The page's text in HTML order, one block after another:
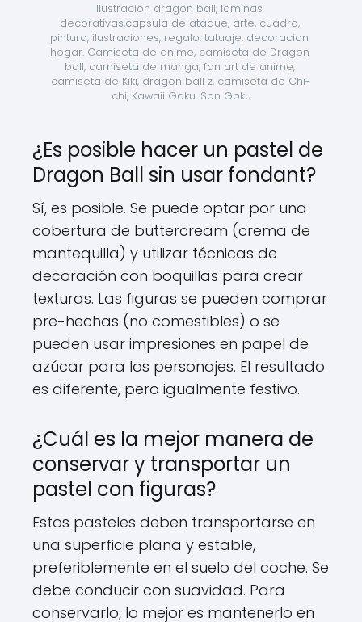
Ilustracion dragon ball, laminas
decorativas,capsula de ataque, arte, cuadro,
pintura, ilustraciones, regalo, tatuaje, decoracion
hogar. Camiseta de anime, camiseta de Dragon
ball, camiseta de manga, fan art de anime,
camiseta de Kiki, dragon ball z, camiseta de Chi-
chi, Kawaii Goku. Son Goku
¿Es posible hacer un pastel de
Dragon Ball sin usar fondant?
Sí, es posible. Se puede optar por una
cobertura de buttercream (crema de
mantequilla) y utilizar técnicas de
decoración con boquillas para crear
texturas. Las figuras se pueden comprar
pre-hechas (no comestibles) o se
pueden usar impresiones en papel de
azúcar para los personajes. El resultado
es diferente, pero igualmente festivo.
¿Cuál es la mejor manera de
conservar y transportar un
pastel con figuras?
Estos pasteles deben transportarse en
una superficie plana y estable,
preferiblemente en el suelo del coche. Se
debe conducir con suavidad. Para
conservarlo, lo mejor es mantenerlo en